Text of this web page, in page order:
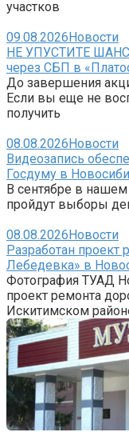
участков
09.08.2026Новости
НЕ УПУСТИТЕ ШАНС
через СБП в
До завершения
Если вы еще не
получить
08.08.2026Новости
Видеозапись
Госдуму в
В сентябре в нашем
пройдут выборы
08.08.2026Новости
Разработан проект
Лебедевка» в
Фотография ТУАД
проект ремонта
Искитимском